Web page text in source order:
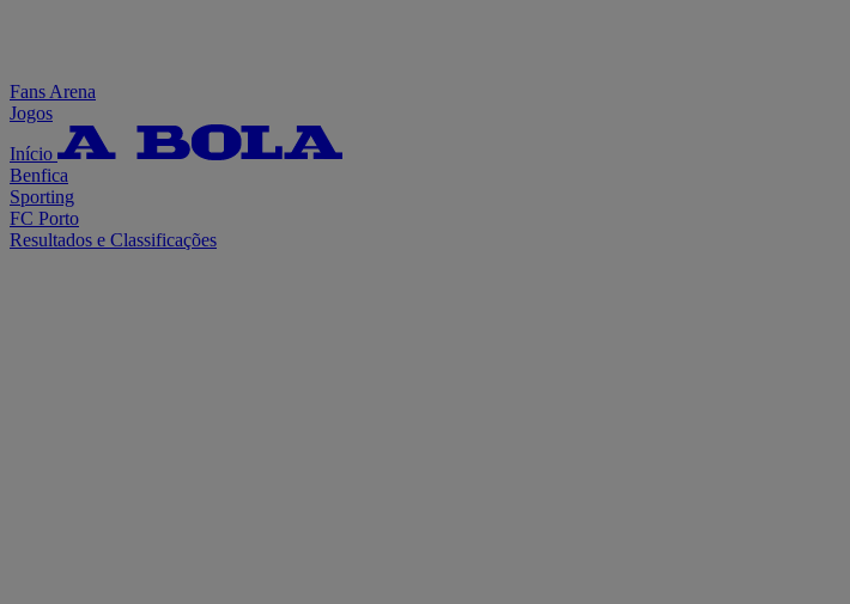
Fans Arena
Jogos
Início
Benfica
Sporting
FC Porto
Resultados e Classificações